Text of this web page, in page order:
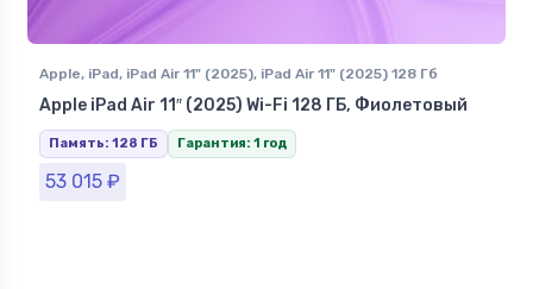
Apple, iPad, iPad Air 11" (2025), iPad Air 11" (2025) 128 Гб
Apple iPad Air 11″ (2025) Wi-Fi 128 ГБ, Фиолетовый
Память: 128 ГБ Гарантия: 1 год
53 015 ₽